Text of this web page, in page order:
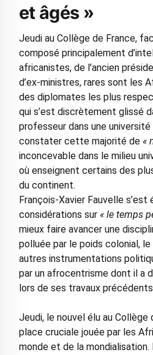
et âgés »
Jeudi au Collège de France,
composé principalement
africanistes, de l’ancien
d’ex-ministres, rares sont les
des diplomates les plus
qui s’est discrètement glissé
professeur dans une université
constater cette majorité de «
inconcevable dans le milieu
où enseignent certains des
du continent.
François-Xavier Fauvelle
considérations sur « le temps
mieux faire avancer une
polluée par le poids colonial,
autres instrumentations
par un afrocentrisme dont il a
lors de ses travaux
Jeudi, le nouvel élu au Collège
place cruciale jouée par les
monde et de la